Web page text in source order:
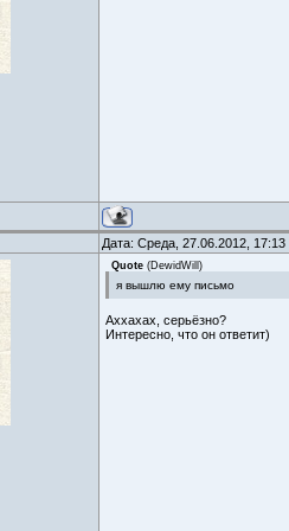
Дата: Среда, 27.06.2012,
Quote (DewidWill )
я вышлю ему письмо
Аххахах, серьёзно?
Интересно, что он ответит)